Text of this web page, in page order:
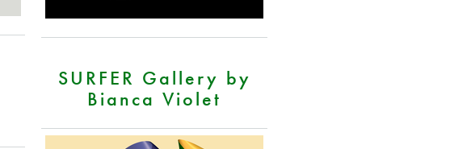
SURFER Gallery by
Bianca Violet